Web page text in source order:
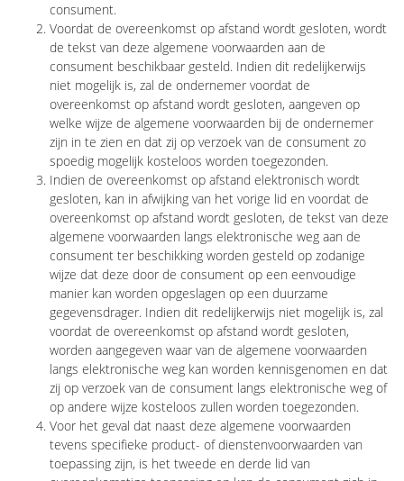
consument.
Voordat de overeenkomst op afstand wordt gesloten, wordt
de tekst van deze algemene voorwaarden aan de
consument beschikbaar gesteld. Indien dit redelijkerwijs
niet mogelijk is, zal de ondernemer voordat de
overeenkomst op afstand wordt gesloten, aangeven op
welke wijze de algemene voorwaarden bij de ondernemer
zijn in te zien en dat zij op verzoek van de consument zo
spoedig mogelijk kosteloos worden toegezonden.
Indien de overeenkomst op afstand elektronisch wordt
gesloten, kan in afwijking van het vorige lid en voordat de
overeenkomst op afstand wordt gesloten, de tekst van deze
algemene voorwaarden langs elektronische weg aan de
consument ter beschikking worden gesteld op zodanige
wijze dat deze door de consument op een eenvoudige
manier kan worden opgeslagen op een duurzame
gegevensdrager. Indien dit redelijkerwijs niet mogelijk is, zal
voordat de overeenkomst op afstand wordt gesloten,
worden aangegeven waar van de algemene voorwaarden
langs elektronische weg kan worden kennisgenomen en dat
zij op verzoek van de consument langs elektronische weg of
op andere wijze kosteloos zullen worden toegezonden.
Voor het geval dat naast deze algemene voorwaarden
tevens specifieke product- of dienstenvoorwaarden van
toepassing zijn, is het tweede en derde lid van